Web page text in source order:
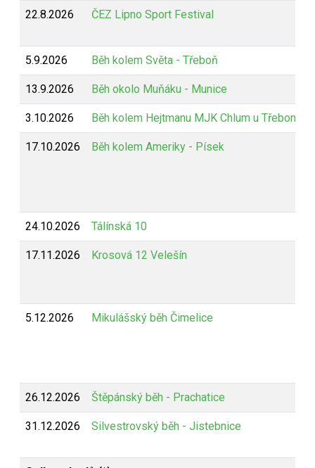
22.8.2026 ČEZ Lipno Sport Festival
5.9.2026 Běh kolem Světa - Třeboň
13.9.2026 Běh okolo Muňáku - Munice
3.10.2026 Běh kolem Hejtmanu MJK Chlum u Třeboně
17.10.2026 Běh kolem Ameriky - Písek
24.10.2026 Tálínská 10
17.11.2026 Krosová 12 Velešín
5.12.2026 Mikulášský běh Čimelice
26.12.2026 Štěpánský běh - Prachatice
31.12.2026 Silvestrovský běh - Jistebnice